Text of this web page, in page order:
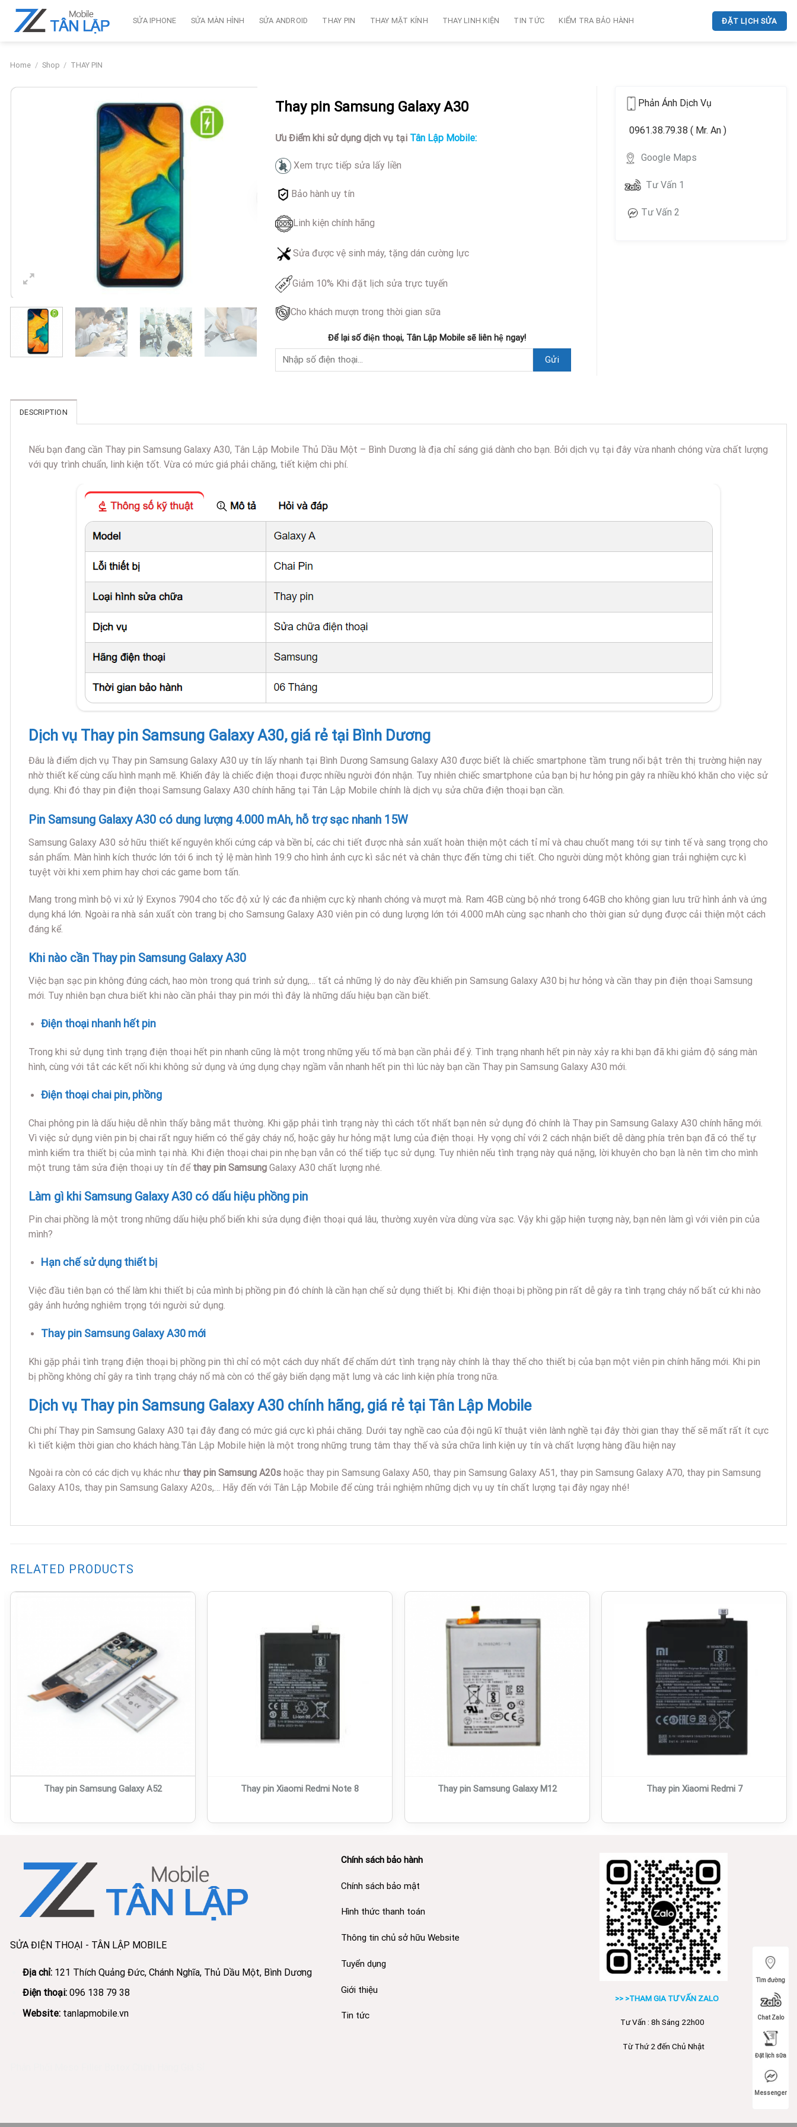
Skip
SỬA IPHONE SỬA MÀN HÌNH SỬA ANDROID THAY PIN THAY MẶT KÍNH THAY LINH KIỆN TIN TỨC KIỂM TRA BẢO HÀNH ĐẶT LỊCH SỬA
Home / Shop / THAY PIN
Thay pin Samsung Galaxy A30
Ưu Điểm khi sử dụng dịch vụ tại Tân Lập Mobile:
Xem trực tiếp sửa lấy liền
Bảo hành uy tín
Linh kiện chính hãng
Sửa được vệ sinh máy, tặng dán cường lực
Giảm 10% Khi đặt lịch sửa trực tuyến
Cho khách mượn trong thời gian sữa
Để lại số điện thoại, Tân Lập Mobile sẽ liên hệ ngay!
Phản Ánh Dịch Vụ
0961.38.79.38 ( Mr. An )
Google Maps
Tư Vấn 1
Tư Vấn 2
DESCRIPTION
Nếu bạn đang cần Thay pin Samsung Galaxy A30, Tân Lập Mobile Thủ Dầu Một – Bình Dương là địa chỉ sáng giá dành cho bạn. Bởi dịch vụ tại đây vừa nhanh chóng vừa chất lượng
với quy trình chuẩn, linh kiện tốt. Vừa có mức giá phải chăng, tiết kiệm chi phí.
Dịch vụ Thay pin Samsung Galaxy A30, giá rẻ tại Bình Dương
Đâu là điểm dịch vụ Thay pin Samsung Galaxy A30 uy tín lấy nhanh tại Bình Dương Samsung Galaxy A30 được biết là chiếc smartphone tầm trung nổi bật trên thị trường hiện nay
nhờ thiết kế cùng cấu hình mạnh mẽ. Khiến đây là chiếc điện thoại được nhiều người đón nhận. Tuy nhiên chiếc smartphone của bạn bị hư hỏng pin gây ra nhiều khó khăn cho việc sử
dụng. Khi đó thay pin điện thoại Samsung Galaxy A30 chính hãng tại Tân Lập Mobile chính là dịch vụ sửa chữa điện thoại bạn cần.
Pin Samsung Galaxy A30 có dung lượng 4.000 mAh, hỗ trợ sạc nhanh 15W
Samsung Galaxy A30 sở hữu thiết kế nguyên khối cứng cáp và bền bỉ, các chi tiết được nhà sản xuất hoàn thiện một cách tỉ mỉ và chau chuốt mang tới sự tinh tế và sang trọng cho
sản phẩm. Màn hình kích thước lớn tới 6 inch tỷ lệ màn hình 19:9 cho hình ảnh cực kì sắc nét và chân thực đến từng chi tiết. Cho người dùng một không gian trải nghiệm cực kì
tuyệt vời khi xem phim hay chơi các game bom tấn.
Mang trong mình bộ vi xử lý Exynos 7904 cho tốc độ xử lý các đa nhiệm cực kỳ nhanh chóng và mượt mà. Ram 4GB cùng bộ nhớ trong 64GB cho không gian lưu trữ hình ảnh và ứng
dụng khá lớn. Ngoài ra nhà sản xuất còn trang bị cho Samsung Galaxy A30 viên pin có dung lượng lớn tới 4.000 mAh cùng sạc nhanh cho thời gian sử dụng được cải thiện một cách
đáng kể.
Khi nào cần Thay pin Samsung Galaxy A30
Việc bạn sạc pin không đúng cách, hao mòn trong quá trình sử dụng,… tất cả những lý do này đều khiến pin Samsung Galaxy A30 bị hư hỏng và cần thay pin điện thoại Samsung
mới. Tuy nhiên bạn chưa biết khi nào cần phải thay pin mới thì đây là những dấu hiệu bạn cần biết.
Điện thoại nhanh hết pin
Trong khi sử dụng tình trạng điện thoại hết pin nhanh cũng là một trong những yếu tố mà bạn cần phải để ý. Tình trạng nhanh hết pin này xảy ra khi bạn đã khi giảm độ sáng màn
hình, cùng với tắt các kết nối khi không sử dụng và ứng dụng chạy ngầm vẫn nhanh hết pin thì lúc này bạn cần Thay pin Samsung Galaxy A30 mới.
Điện thoại chai pin, phồng
Chai phông pin là dấu hiệu dễ nhìn thấy bằng mắt thường. Khi gặp phải tình trạng này thì cách tốt nhất bạn nên sử dụng đó chính là Thay pin Samsung Galaxy A30 chính hãng mới.
Vì việc sử dụng viên pin bị chai rất nguy hiểm có thể gây cháy nổ, hoặc gây hư hỏng mặt lưng của điện thoại. Hy vọng chỉ với 2 cách nhận biết dễ dàng phía trên bạn đã có thể tự
mình kiểm tra thiết bị của mình tại nhà. Khi điện thoại chai pin nhẹ bạn vẫn có thể tiếp tục sử dụng. Tuy nhiên nếu tình trạng này quá nặng, lời khuyên cho bạn là nên tìm cho mình
một trung tâm sửa điện thoại uy tín để thay pin Samsung Galaxy A30 chất lượng nhé.
Làm gì khi Samsung Galaxy A30 có dấu hiệu phồng pin
Pin chai phồng là một trong những dấu hiệu phổ biến khi sửa dụng điện thoại quá lâu, thường xuyên vừa dùng vừa sạc. Vậy khi gặp hiện tượng này, bạn nên làm gì với viên pin của
mình?
Hạn chế sử dụng thiết bị
Việc đầu tiên bạn có thể làm khi thiết bị của mình bị phồng pin đó chính là cần hạn chế sử dụng thiết bị. Khi điện thoại bị phồng pin rất dễ gây ra tình trạng cháy nổ bất cứ khi nào
gây ảnh hưởng nghiêm trọng tới người sử dụng.
Thay pin Samsung Galaxy A30 mới
Khi gặp phải tình trạng điện thoại bị phồng pin thì chỉ có một cách duy nhất để chấm dứt tình trạng này chính là thay thế cho thiết bị của bạn một viên pin chính hãng mới. Khi pin
bị phồng không chỉ gây ra tình trạng cháy nổ mà còn có thể gây biến dạng mặt lưng và các linh kiện phía trong nữa.
Dịch vụ Thay pin Samsung Galaxy A30 chính hãng, giá rẻ tại Tân Lập Mobile
Chi phí Thay pin Samsung Galaxy A30 tại đây đang có mức giá cực kì phải chăng. Dưới tay nghề cao của đội ngũ kĩ thuật viên lành nghề tại đây thời gian thay thế sẽ mất rất ít cực
kì tiết kiệm thời gian cho khách hàng.Tân Lập Mobile hiện là một trong những trung tâm thay thế và sửa chữa linh kiện uy tín và chất lượng hàng đầu hiện nay
Ngoài ra còn có các dịch vụ khác như thay pin Samsung A20s hoặc thay pin Samsung Galaxy A50, thay pin Samsung Galaxy A51, thay pin Samsung Galaxy A70, thay pin Samsung
Galaxy A10s, thay pin Samsung Galaxy A20s,… Hãy đến với Tân Lập Mobile để cùng trải nghiệm những dịch vụ uy tín chất lượng tại đây ngay nhé!
RELATED PRODUCTS
Thay pin Samsung Galaxy A52 Thay pin Xiaomi Redmi Note 8 Thay pin Samsung Galaxy M12 Thay pin Xiaomi Redmi 7
SỬA ĐIỆN THOẠI - TÂN LẬP MOBILE
Địa chỉ: 121 Thích Quảng Đức, Chánh Nghĩa, Thủ Dầu Một, Bình Dương
Điện thoại: 096 138 79 38
Website: tanlapmobile.vn
Chính sách bảo hành
Chính sách bảo mật
Hình thức thanh toán
Thông tin chủ sở hữu Website
Tuyển dụng
Giới thiệu
Tin tức
>> >THAM GIA TƯ VẤN ZALO
Tư Vấn : 8h Sáng 22h00
Từ Thứ 2 đến Chủ Nhật
Tìm đường
Chat Zalo
Đặt lịch sữa
Messenger